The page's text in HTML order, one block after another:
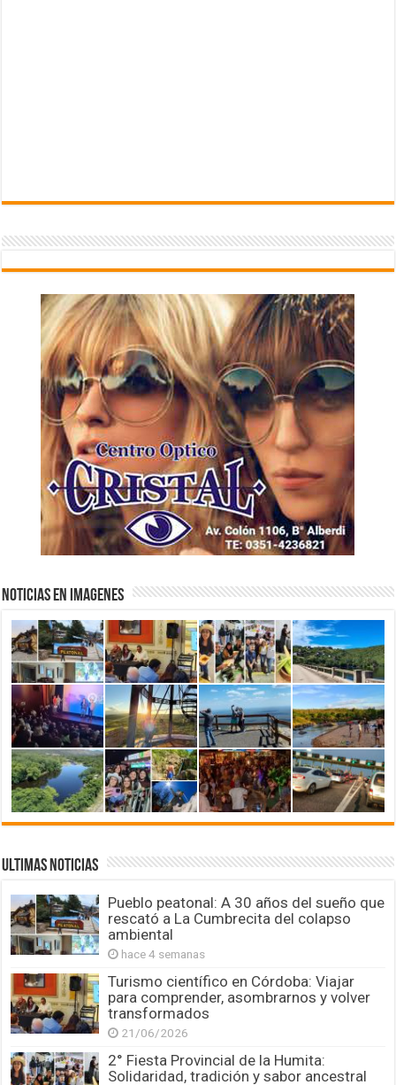
NOTICIAS EN IMAGENES
ULTIMAS NOTICIAS
Pueblo peatonal: A 30 años del sueño que
rescató a La Cumbrecita del colapso
ambiental
hace 4 semanas
Turismo científico en Córdoba: Viajar
para comprender, asombrarnos y volver
transformados
21/06/2026
2° Fiesta Provincial de la Humita:
Solidaridad, tradición y sabor ancestral